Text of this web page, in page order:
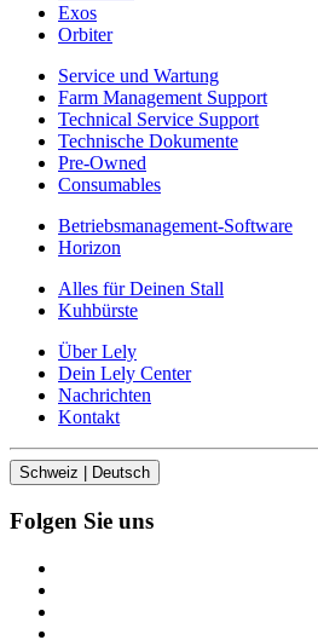
Exos
Orbiter
Service und Wartung
Farm Management Support
Technical Service Support
Technische Dokumente
Pre-Owned
Consumables
Betriebsmanagement-Software
Horizon
Alles für Deinen Stall
Kuhbürste
Über Lely
Dein Lely Center
Nachrichten
Kontakt
Schweiz | Deutsch
Folgen Sie uns